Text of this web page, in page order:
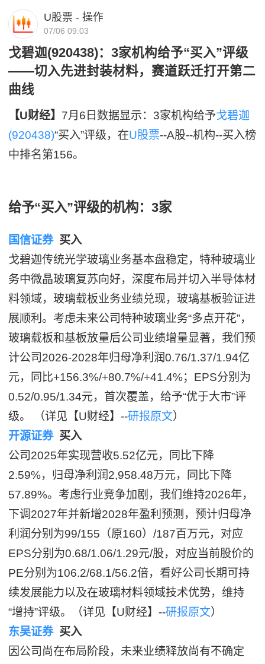
U股票 - 操作
07/06 09:03
戈碧迦(920438)：3家机构给予“买入”评级
——切入先进封装材料，赛道跃迁打开第二
曲线
【U财经】 7月6日数据显示：3家机构给予戈碧迦
(920438)“买入”评级，在U股票--A股--机构--买入榜
中排名第156。
给予“买入”评级的机构：3家
国信证券买入
戈碧迦传统光学玻璃业务基本盘稳定，特种玻璃业
务中微晶玻璃复苏向好，深度布局并切入半导体材
料领域，玻璃载板业务业绩兑现，玻璃基板验证进
展顺利。考虑未来公司特种玻璃业务“多点开花”，
玻璃载板和基板放量后公司业绩增量显著，我们预
计公司2026-2028年归母净利润0.76/1.37/1.94亿
元，同比+156.3%/+80.7%/+41.4%；EPS分别为
0.52/0.95/1.34元，首次覆盖，给予“优于大市”评
级。 （详见【U财经】--研报原文）
开源证券买入
公司2025年实现营收5.52亿元，同比下降
2.59%，归母净利润2,958.48万元，同比下降
57.89%。考虑行业竞争加剧，我们维持2026年，
下调2027年并新增2028年盈利预测，预计归母净
利润分别为99/155（原160）/187百万元，对应
EPS分别为0.68/1.06/1.29元/股，对应当前股价的
PE分别为106.2/68.1/56.2倍，看好公司长期可持
续发展能力以及在玻璃材料领域技术优势，维持
“增持”评级。（详见【U财经】--研报原文）
东吴证券买入
因公司尚在布局阶段，未来业绩释放尚有不确定